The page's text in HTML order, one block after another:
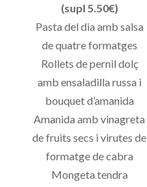
(supl 5.50€)
Pasta del dia amb salsa
de quatre formatges
Rollets de pernil dolç
amb ensaladilla russa i
bouquet d’amanida
Amanida amb vinagreta
de fruits secs i virutes de
formatge de cabra
Mongeta tendra